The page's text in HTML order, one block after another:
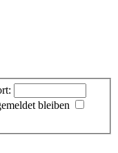
bleiben